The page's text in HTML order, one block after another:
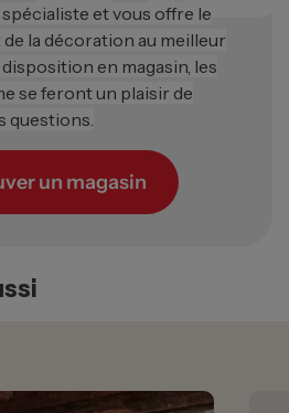
et vous offre le
la décoration au meilleur
en magasin, les
se feront un plaisir de
questions.
un magasin